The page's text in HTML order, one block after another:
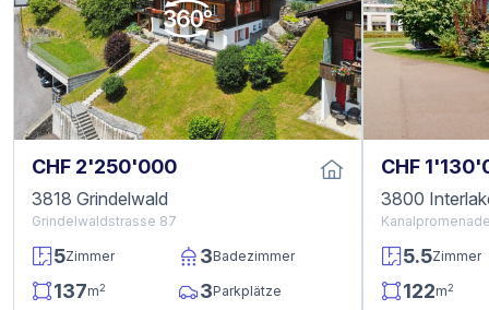
CHF 2'250'000
3818 Grindelwald
Grindelwaldstrasse 87
5Zimmer 3Badezimmer
137m2 3Parkplätze
CHF
3800
5.5Zimmer
122m2